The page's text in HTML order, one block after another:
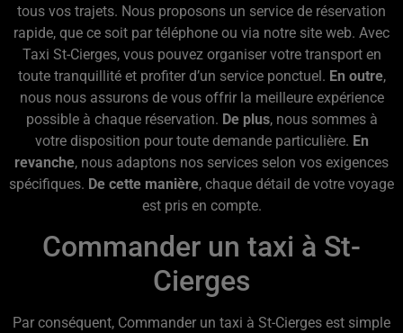
tous vos trajets. Nous proposons un service de réservation
rapide, que ce soit par téléphone ou via notre site web. Avec
Taxi St-Cierges, vous pouvez organiser votre transport en
toute tranquillité et profiter d’un service ponctuel. En outre,
nous nous assurons de vous offrir la meilleure expérience
possible à chaque réservation. De plus, nous sommes à
votre disposition pour toute demande particulière. En
revanche, nous adaptons nos services selon vos exigences
spécifiques. De cette manière, chaque détail de votre voyage
est pris en compte.
Commander un taxi à St-
Cierges
Par conséquent, Commander un taxi à St-Cierges est simple